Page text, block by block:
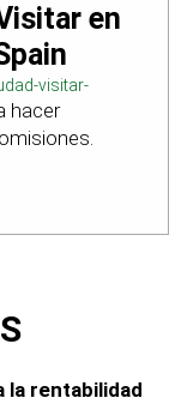
en
visitar-
hacer
la rentabilidad